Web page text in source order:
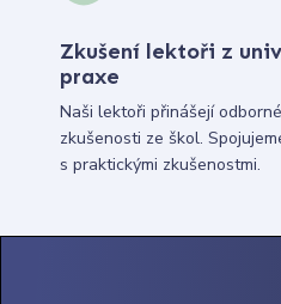
Zkušení lektoři z
praxe
Naši lektoři přinášejí
zkušenosti ze škol.
s praktickými zkušenostmi.